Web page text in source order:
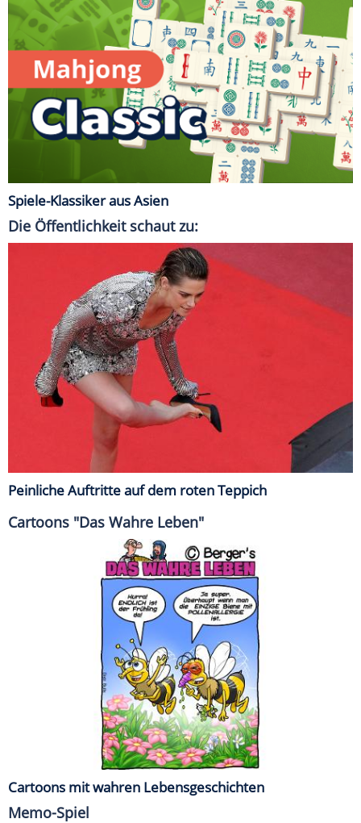
Spiele-Klassiker aus Asien
Die Öffentlichkeit schaut zu:
Peinliche Auftritte auf dem roten Teppich
Cartoons "Das Wahre Leben"
Cartoons mit wahren Lebensgeschichten
Memo-Spiel